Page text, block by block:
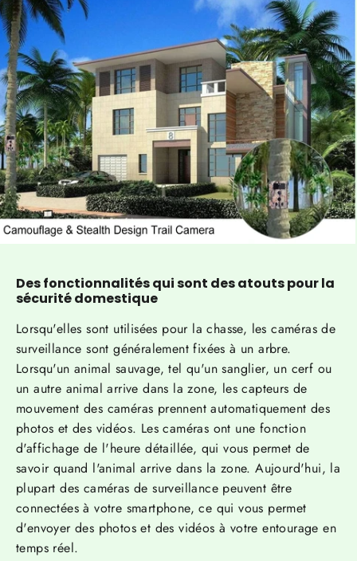
Des fonctionnalités qui sont des atouts pour la
sécurité domestique
Lorsqu'elles sont utilisées pour la chasse, les caméras de
surveillance sont généralement fixées à un arbre.
Lorsqu'un animal sauvage, tel qu'un sanglier, un cerf ou
un autre animal arrive dans la zone, les capteurs de
mouvement des caméras prennent automatiquement des
photos et des vidéos. Les caméras ont une fonction
d'affichage de l'heure détaillée, qui vous permet de
savoir quand l'animal arrive dans la zone. Aujourd'hui, la
plupart des caméras de surveillance peuvent être
connectées à votre smartphone, ce qui vous permet
d'envoyer des photos et des vidéos à votre entourage en
temps réel.